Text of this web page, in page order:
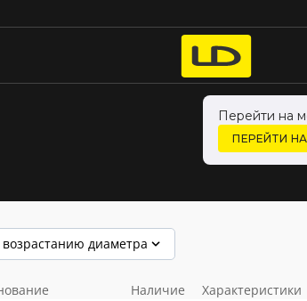
Перейти на
ПЕРЕЙТИ НА
диаметра
Наличие Характеристики